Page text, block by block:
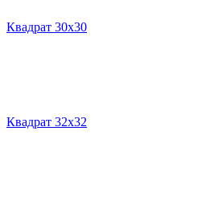
Квадрат 30х30
Квадрат 32х32